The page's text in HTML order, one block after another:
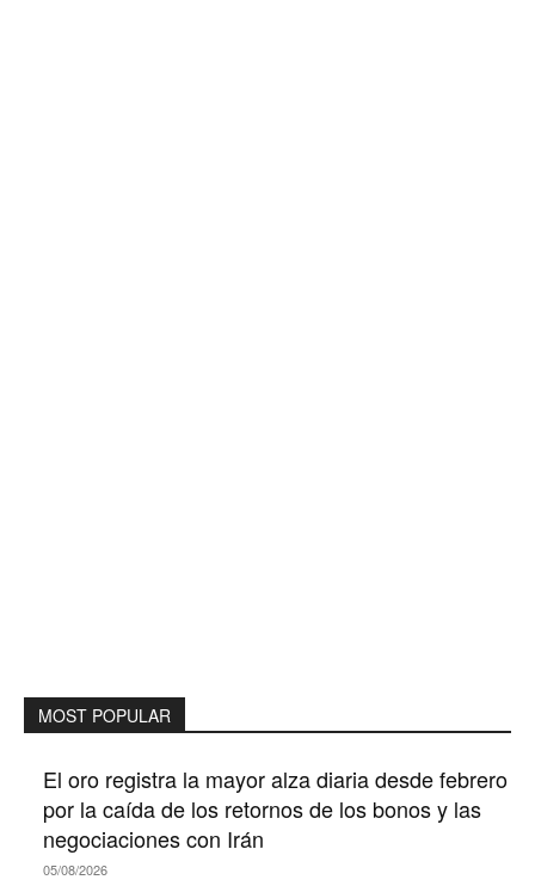
MOST POPULAR
El oro registra la mayor alza diaria desde febrero
por la caída de los retornos de los bonos y las
negociaciones con Irán
05/08/2026